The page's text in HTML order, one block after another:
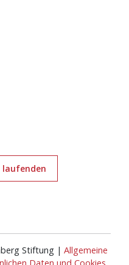
Stiftung | Allgemeine